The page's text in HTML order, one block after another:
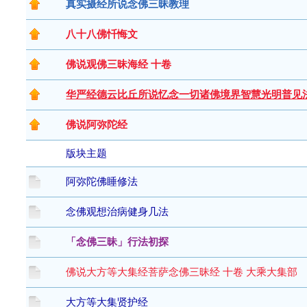
真实摄经所说念佛三昧教理
八十八佛忏悔文
佛说观佛三昧海经 十卷
华严经德云比丘所说忆念一切诸佛境界智慧光明普见
佛说阿弥陀经
版块主题
阿弥陀佛睡修法
念佛观想治病健身几法
「念佛三昧」行法初探
佛说大方等大集经菩萨念佛三昧经 十卷 大乘大集部
大方等大集贤护经